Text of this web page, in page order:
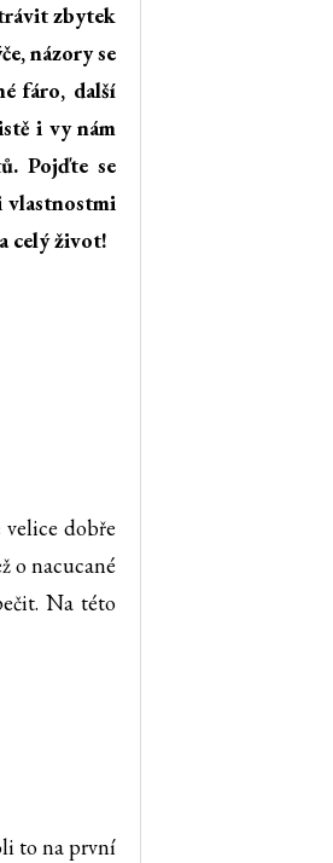
zbytek
názory se
fáro, další
i vy nám
Pojďte se
vlastnostmi
celý život!
dobře
o nacucané
Na této
to na první